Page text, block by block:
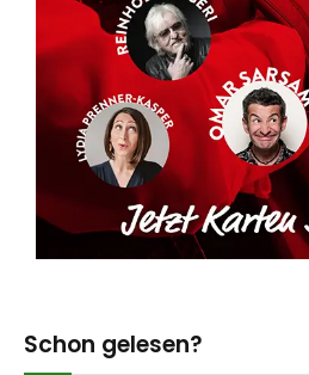
Schon gelesen?